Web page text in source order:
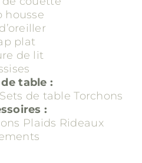
housse
plat
de lit
table :
Sets de table Torchons
:
Plaids Rideaux